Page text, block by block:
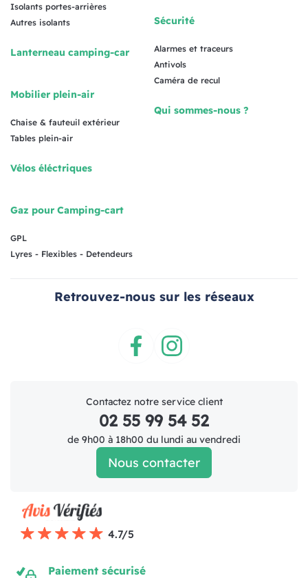
Isolants portes-arrières
Autres isolants
Lanterneau camping-car
Mobilier plein-air
Chaise & fauteuil extérieur
Tables plein-air
Vélos éléctriques
Gaz pour Camping-cart
GPL
Lyres - Flexibles - Detendeurs
Sécurité
Alarmes et traceurs
Antivols
Caméra de recul
Qui sommes-nous ?
Retrouvez-nous sur les réseaux
Contactez notre service client
02 55 99 54 52
de 9h00 à 18h00 du lundi au vendredi
Nous contacter
4.7/5
Paiement sécurisé